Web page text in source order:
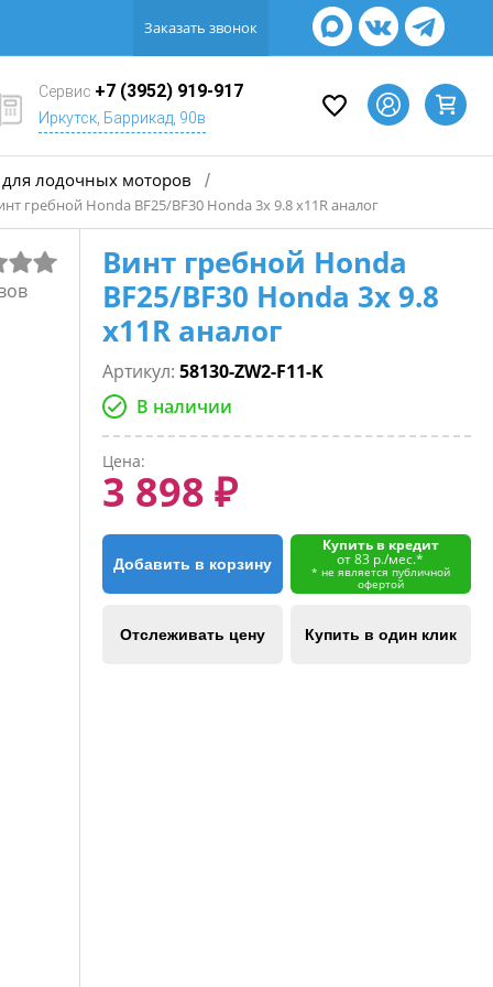
Заказать звонок
Сервис +7 (3952) 919-917
Иркутск, Баррикад, 90в
лодочных моторов
/
гребной Honda BF25/BF30 Honda 3х 9.8 х11R аналог
Винт гребной Honda
BF25/BF30 Honda 3х 9.8
х11R аналог
Артикул: 58130-ZW2-F11-K
В наличии
Цена:
3 898 ₽
Добавить в корзину
Купить в кредит
от 83 р./мес.*
* не является публичной
офертой
Отслеживать цену Купить в один клик